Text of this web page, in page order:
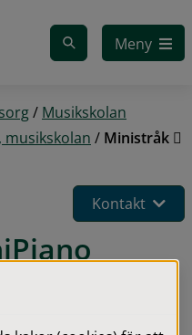
Meny
/ Musikskolan
/ Ministråk 
Kontakt
börja spela ett